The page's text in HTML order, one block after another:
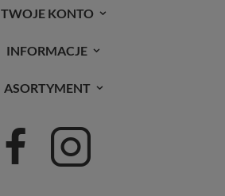
TWOJE KONTO
INFORMACJE
ASORTYMENT